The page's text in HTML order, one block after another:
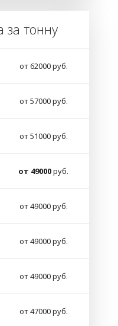
за тонну
от 62000 руб.
от 57000 руб.
от 51000 руб.
от 49000руб.
от 49000 руб.
от 49000 руб.
от 49000 руб.
от 47000 руб.